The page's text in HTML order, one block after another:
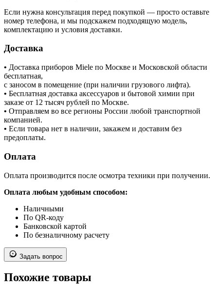
Если нужна консультация перед покупкой — просто оставьте
номер телефона, и мы подскажем подходящую модель,
комплектацию и условия доставки.
Доставка
• Доставка приборов Miele по Москве и Московской области
бесплатная,
с заносом в помещение (при наличии грузового лифта).
• Бесплатная доставка аксессуаров и бытовой химии при
заказе от 12 тысяч рублей по Москве.
• Отправляем во все регионы России любой транспортной
компанией.
• Если товара нет в наличии, закажем и доставим без
предоплаты.
Оплата
Оплата производится после осмотра техники при получении.
Оплата любым удобным способом:
Наличными
По QR-коду
Банковской картой
По безналичному расчету
Задать вопрос
Похожие товары